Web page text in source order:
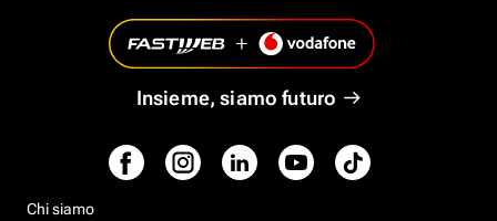
Insieme, siamo futuro
Chi siamo